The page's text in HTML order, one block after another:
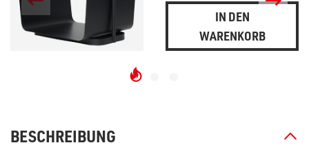
IN DEN
WARENKORB
BESCHREIBUNG